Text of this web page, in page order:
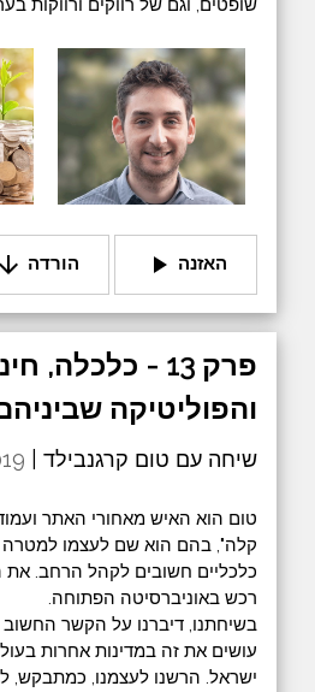
האזנה play_arrow הורדה arrow_downward
פרק 13 - כלכלה,
והפוליטיקה
שיחה עם טום קרגנבילד |
טום הוא האיש מאחורי האתר
קלה", בהם הוא שם לעצמו למטרה
כלכליים חשובים לקהל הרחב.
רכש באוניברסיטה הפתוחה.
בשיחתנו, דיברנו על הקשר החשוב
עושים את זה במדינות אחרות
ישראל. הרשנו לעצמנו, כמתבקש,